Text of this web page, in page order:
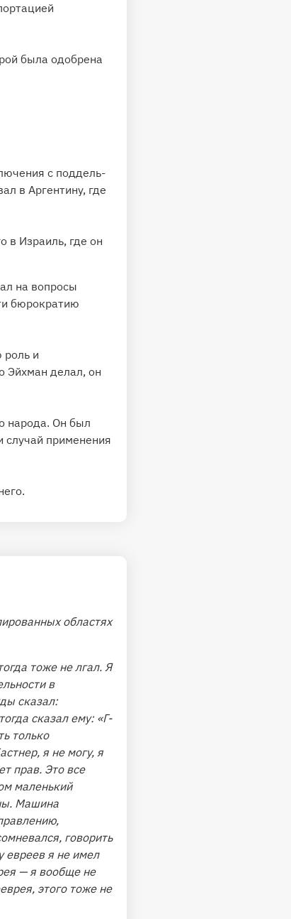
бы­ла одоб­ре­на
с под­дель­
в Ар­ген­ти­ну, где
в Израиль, где он
на вопросы
бюрократию
и
Эйхман делал, он
народа. Он был
случай применения
областях
тоже не лгал. Я
в
сказал:
сказал ему: «Г-
только
я не могу, я
прав. Это все
маленький
Машина
говорить
евреев я не имел
— я вообще не
этого тоже не